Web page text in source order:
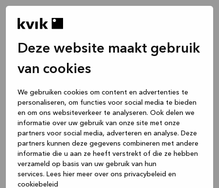
Deze website maakt gebruik
van cookies
We gebruiken cookies om content en advertenties te
personaliseren, om functies voor social media te bieden
en om ons websiteverkeer te analyseren. Ook delen we
informatie over uw gebruik van onze site met onze
partners voor social media, adverteren en analyse. Deze
partners kunnen deze gegevens combineren met andere
informatie die u aan ze heeft verstrekt of die ze hebben
verzameld op basis van uw gebruik van hun
services. Lees hier meer over ons privacybeleid en
cookiebeleid